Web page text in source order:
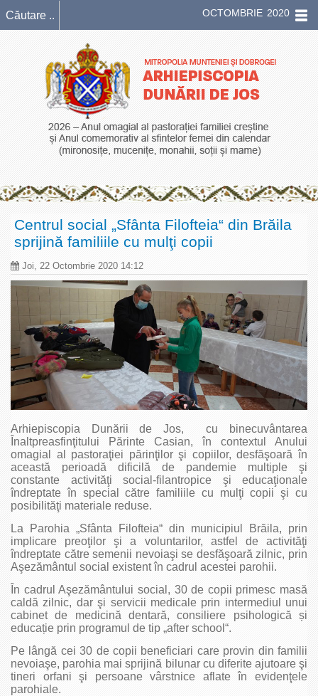
OCTOMBRIE 2020
Centrul social „Sfânta Filofteia“ din Brăila
sprijină familiile cu mulţi copii
Joi, 22 Octombrie 2020 14:12
Arhiepiscopia Dunării de Jos, cu binecuvântarea
Înaltpreasfinţitului Părinte Casian, în contextul Anului
omagial al pastoraţiei părinţilor şi copiilor, desfăşoară în
această perioadă dificilă de pandemie multiple şi
constante activităţi social-filantropice şi educaţionale
îndreptate în special către familiile cu mulţi copii şi cu
posibilităţi materiale reduse.
La Parohia „Sfânta Filofteia“ din municipiul Brăila, prin
implicare preoţilor şi a voluntarilor, astfel de activităţi
îndreptate către semenii nevoiaşi se desfăşoară zilnic, prin
Aşezământul social existent în cadrul acestei parohii.
În cadrul Aşezământului social, 30 de copii primesc masă
caldă zilnic, dar şi servicii medicale prin intermediul unui
cabinet de medicină dentară, consiliere psihologică și
educație prin programul de tip „after school“.
Pe lângă cei 30 de copii beneficiari care provin din familii
nevoiaşe, parohia mai sprijină bilunar cu diferite ajutoare şi
tineri orfani şi persoane vârstnice aflate în evidenţele
parohiale.